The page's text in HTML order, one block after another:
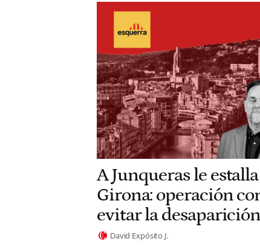
A Junqueras le
Girona: operación
evitar la
David Expósito J.